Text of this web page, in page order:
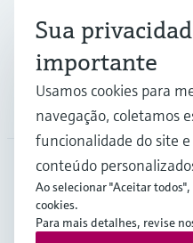
Suporte
BRA•Português
Sua
importante
Usamos cookies para
navegação, coletamos
funcionalidade do site
conteúdo
Ao selecionar "Aceitar
cookies.
Para mais detalhes, revise